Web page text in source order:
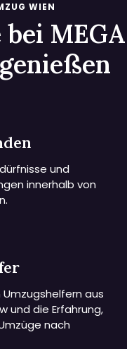
WIEN
MEGA
und
innerhalb von
aus
und die Erfahrung,
nach